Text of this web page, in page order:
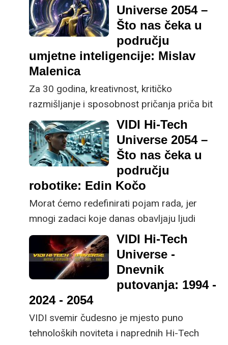
(počevši od kratke koncentracije, brzih video
materijala, dostupnosti svih mogućih
informacija na mobitelu ili satu), tradicionalni
način će postati neodrživ - dr. sc. Ana Sović
Kržić s Fakulteta elektrotehnike i
Universe 2054 –
Što nas čeka u
području
umjetne inteligencije: Mislav
Malenica
Za 30 godina, kreativnost, kritičko
razmišljanje i sposobnost pričanja priča bit
će važniji nego ikad, tvrdi Mislav Malenica,
CEO tvrtke Mindsmiths.
VIDI Hi-Tech
Universe 2054 –
Što nas čeka u
području
robotike: Edin Kočo
Morat ćemo redefinirati pojam rada, jer
mnogi zadaci koje danas obavljaju ljudi
postat će automatizirani, rekao je Edin Kočo
- Chief Robotics Officer iz tvrtke Gideon
Brothers.
VIDI Hi-Tech
Universe -
Dnevnik
putovanja: 1994 -
2024 - 2054
VIDI svemir čudesno je mjesto puno
tehnoloških noviteta i naprednih Hi-Tech